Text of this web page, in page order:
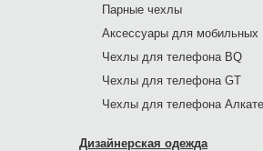
Парные чехлы
Аксессуары для мобильных
Чехлы для телефона BQ
Чехлы для телефона GT
Чехлы для телефона
Дизайнерская одежда